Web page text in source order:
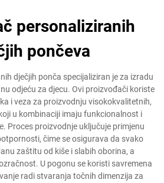
personaliziranih
pončeva
dječjih ponča specijaliziran je za izradu
odjeću za djecu. Ovi proizvođači koriste
i veza za proizvodnju visokokvalitetnih,
u kombinaciji imaju funkcionalnost i
Proces proizvodnje uključuje primjenu
čime se osigurava da svako
zaštitu od kiše i slabih oborina, a
U pogonu se koristi savremena
radi stvaranja točnih dimenzija za